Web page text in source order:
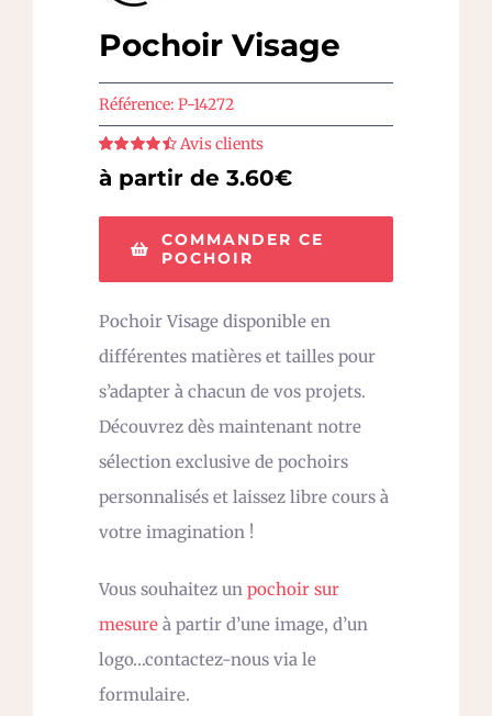
Pochoir Visage
Référence: P-14272
Note
sur
5
Avis clients
à partir de 3.60€
COMMANDER CE
POCHOIR
Pochoir Visage disponible en
différentes matières et tailles pour
s’adapter à chacun de vos projets.
Découvrez dès maintenant notre
sélection exclusive de pochoirs
personnalisés et laissez libre cours à
votre imagination !
Vous souhaitez un pochoir sur
mesure à partir d’une image, d’un
logo…contactez-nous via le
formulaire.